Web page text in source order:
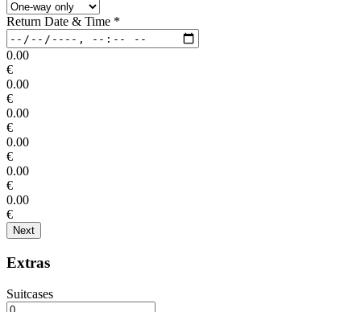
Return Date & Time *
0.00
€
0.00
€
0.00
€
0.00
€
0.00
€
0.00
€
Next
Extras
Suitcases